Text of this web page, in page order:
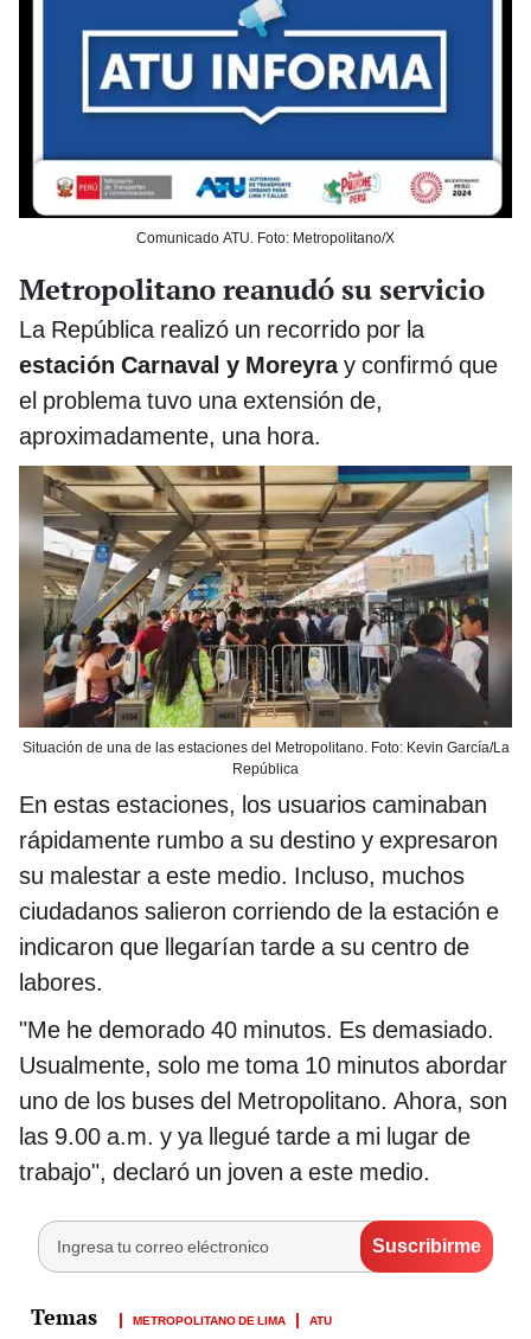
Comunicado ATU. Foto: Metropolitano/X
Metropolitano reanudó su servicio
La República realizó un recorrido por la
estación Carnaval y Moreyray confirmó que
el problema tuvo una extensión de,
aproximadamente, una hora.
Situación de una de las estaciones del Metropolitano. Foto: Kevin García/La
República
En estas estaciones, los usuarios caminaban
rápidamente rumbo a su destino y expresaron
su malestar a este medio. Incluso, muchos
ciudadanos salieron corriendo de la estación e
indicaron que llegarían tarde a su centro de
labores.
"Me he demorado 40 minutos. Es demasiado.
Usualmente, solo me toma 10 minutos abordar
uno de los buses del Metropolitano. Ahora, son
las 9.00 a.m. y ya llegué tarde a mi lugar de
trabajo", declaró un joven a este medio.
METROPOLITANO DE LIMA ATU